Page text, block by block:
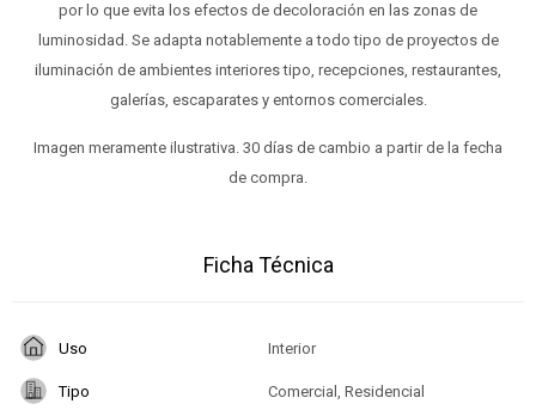
por lo que evita los efectos de decoloración en las zonas de
luminosidad. Se adapta notablemente a todo tipo de proyectos de
iluminación de ambientes interiores tipo, recepciones, restaurantes,
galerías, escaparates y entornos comerciales.
Imagen meramente ilustrativa. 30 días de cambio a partir de la fecha
de compra.
Ficha Técnica
Uso Interior
Tipo Comercial, Residencial